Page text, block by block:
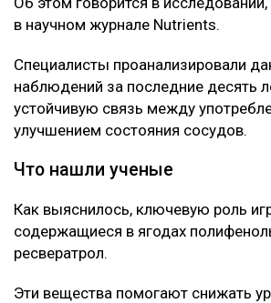
в научном журнале Nutrients.
Специалисты проанализировали
наблюдений за последние десять
устойчивую связь между
улучшением состояния сосудов.
Что нашли ученые
Как выяснилось, ключевую роль
содержащиеся в ягодах
ресвератрол.
Эти вещества помогают снижать